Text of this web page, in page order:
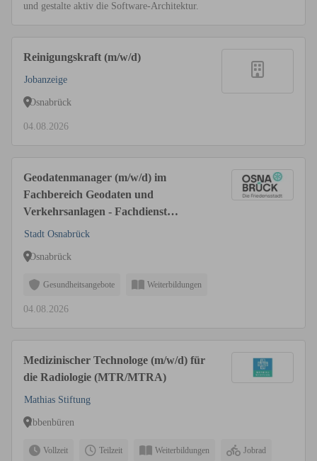
und gestalte aktiv die Software-Architektur.
Reinigungskraft (m/w/d)
Jobanzeige
Osnabrück
04.08.2026
Geodatenmanager (m/w/d) im
Fachbereich Geodaten und
Verkehrsanlagen - Fachdienst
Geodaten
Stadt Osnabrück
Osnabrück
Gesundheitsangebote Weiterbildungen
04.08.2026
Medizinischer Technologe (m/w/d) für
die Radiologie (MTR/MTRA)
Mathias Stiftung
Ibbenbüren
Vollzeit Teilzeit Weiterbildungen Jobrad